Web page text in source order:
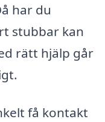
har du
stubbar kan
rätt hjälp går
få kontakt